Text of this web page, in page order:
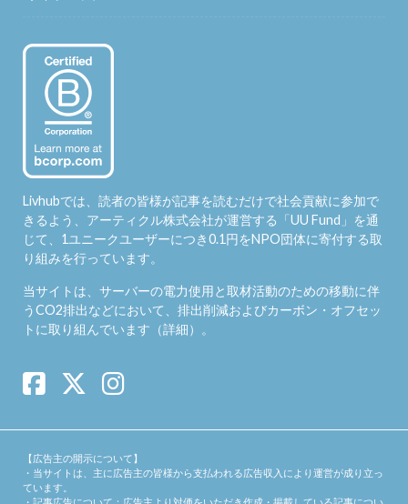
Livhubでは、読者の皆様が記事を読むだけで社会貢献に参加で
きるよう、アーティクル株式会社が運営する「UU Fund 」を通
じて、1ユニークユーザーにつき0.1円をNPO団体に寄付する取
り組みを行っています。
当サイトは、サーバーの電力使用と取材活動のための移動に伴
うCO2排出などにおいて、排出削減およびカーボン・オフセッ
トに取り組んでいます（詳細）。
【広告主の開示について】
・当サイトは、主に広告主の皆様から支払われる広告収入により運営が成り立っ
ています。
・記事広告について：広告主より対価をいただき作成・掲載している記事につい